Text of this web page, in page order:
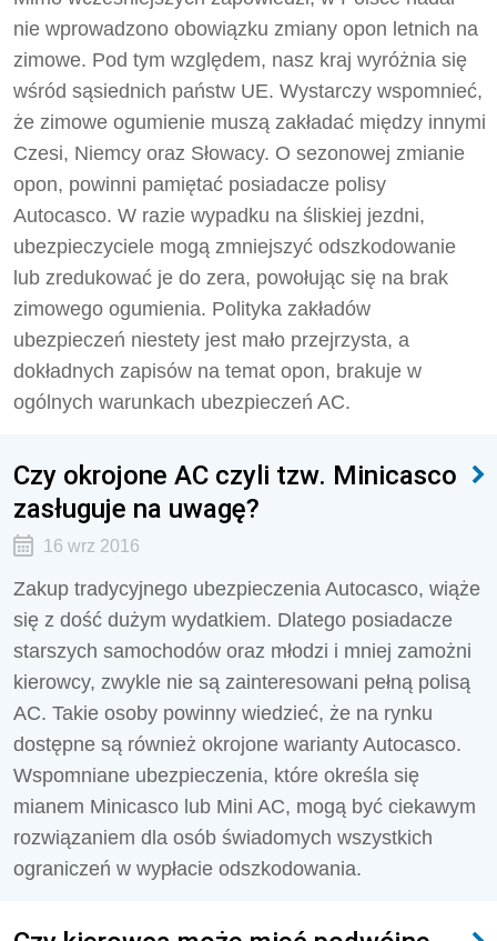
nie wprowadzono obowiązku zmiany opon letnich na
zimowe. Pod tym względem, nasz kraj wyróżnia się
wśród sąsiednich państw UE. Wystarczy wspomnieć,
że zimowe ogumienie muszą zakładać między innymi
Czesi, Niemcy oraz Słowacy. O sezonowej zmianie
opon, powinni pamiętać posiadacze polisy
Autocasco. W razie wypadku na śliskiej jezdni,
ubezpieczyciele mogą zmniejszyć odszkodowanie
lub zredukować je do zera, powołując się na brak
zimowego ogumienia. Polityka zakładów
ubezpieczeń niestety jest mało przejrzysta, a
dokładnych zapisów na temat opon, brakuje w
ogólnych warunkach ubezpieczeń AC.
Czy okrojone AC czyli tzw. Minicasco
zasługuje na uwagę?
16 wrz 2016
Zakup tradycyjnego ubezpieczenia Autocasco, wiąże
się z dość dużym wydatkiem. Dlatego posiadacze
starszych samochodów oraz młodzi i mniej zamożni
kierowcy, zwykle nie są zainteresowani pełną polisą
AC. Takie osoby powinny wiedzieć, że na rynku
dostępne są również okrojone warianty Autocasco.
Wspomniane ubezpieczenia, które określa się
mianem Minicasco lub Mini AC, mogą być ciekawym
rozwiązaniem dla osób świadomych wszystkich
ograniczeń w wypłacie odszkodowania.